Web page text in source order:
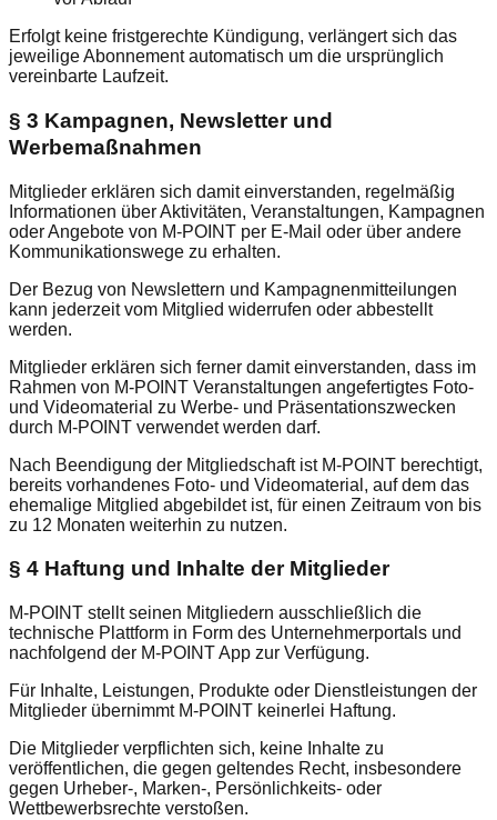
Erfolgt keine fristgerechte Kündigung, verlängert sich das
jeweilige Abonnement automatisch um die ursprünglich
vereinbarte Laufzeit.
§ 3 Kampagnen, Newsletter und
Werbemaßnahmen
Mitglieder erklären sich damit einverstanden, regelmäßig
Informationen über Aktivitäten, Veranstaltungen, Kampagnen
oder Angebote von M-POINT per E-Mail oder über andere
Kommunikationswege zu erhalten.
Der Bezug von Newslettern und Kampagnenmitteilungen
kann jederzeit vom Mitglied widerrufen oder abbestellt
werden.
Mitglieder erklären sich ferner damit einverstanden, dass im
Rahmen von M-POINT Veranstaltungen angefertigtes Foto-
und Videomaterial zu Werbe- und Präsentationszwecken
durch M-POINT verwendet werden darf.
Nach Beendigung der Mitgliedschaft ist M-POINT berechtigt,
bereits vorhandenes Foto- und Videomaterial, auf dem das
ehemalige Mitglied abgebildet ist, für einen Zeitraum von bis
zu 12 Monaten weiterhin zu nutzen.
§ 4 Haftung und Inhalte der Mitglieder
M-POINT stellt seinen Mitgliedern ausschließlich die
technische Plattform in Form des Unternehmerportals und
nachfolgend der M-POINT App zur Verfügung.
Für Inhalte, Leistungen, Produkte oder Dienstleistungen der
Mitglieder übernimmt M-POINT keinerlei Haftung.
Die Mitglieder verpflichten sich, keine Inhalte zu
veröffentlichen, die gegen geltendes Recht, insbesondere
gegen Urheber-, Marken-, Persönlichkeits- oder
Wettbewerbsrechte verstoßen.